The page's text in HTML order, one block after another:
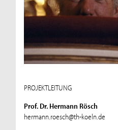
PROJEKTLEITUNG
Prof. Dr. Hermann Rösch
hermann.roesch@th-koeln.de